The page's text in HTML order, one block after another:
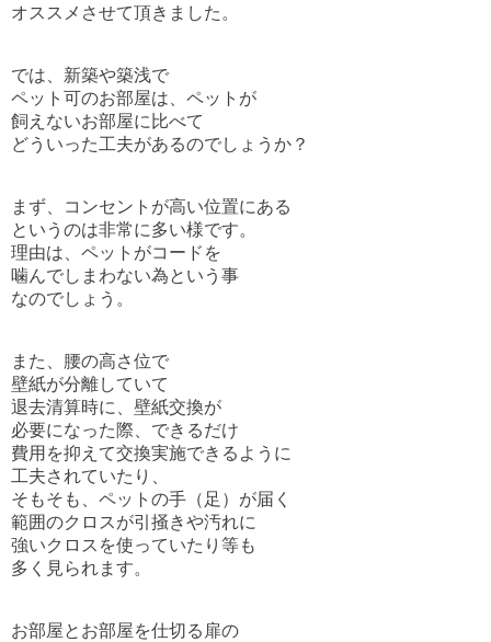
オススメさせて頂きました。
では、新築や築浅で
ペット可のお部屋は、ペットが
飼えないお部屋に比べて
どういった工夫があるのでしょうか？
まず、
コンセントが高い位置にある
というのは非常に多い様です。
理由は、ペットがコードを
噛んでしまわない為という事
なのでしょう。
また、腰の高さ位で
壁紙が分離していて
退去清算時に、壁紙交換が
必要になった際、できるだけ
費用を抑えて交換実施できるように
工夫されていたり、
そもそも、ペットの手（足）が届く
範囲のクロスが引掻きや汚れに
強いクロスを使っていたり等も
多く見られます。
お部屋とお部屋を仕切る扉の